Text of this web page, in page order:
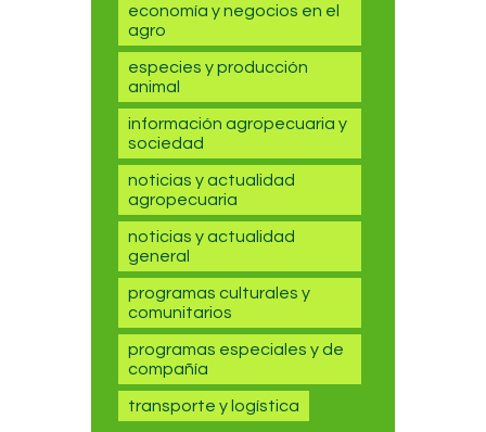
economía y negocios en el
agro
especies y producción
animal
información agropecuaria y
sociedad
noticias y actualidad
agropecuaria
noticias y actualidad
general
programas culturales y
comunitarios
programas especiales y de
compañía
transporte y logística